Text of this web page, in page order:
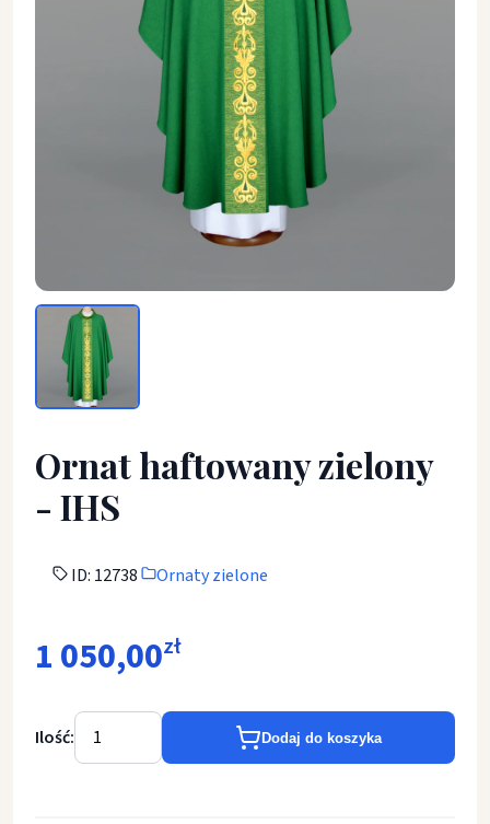
Ornat haftowany zielony - IHS - Ornaty zielone
Ornat haftowany zielony
- IHS
ID: 12738 Ornaty zielone
1 050,00zł
Ilość: Dodaj do koszyka